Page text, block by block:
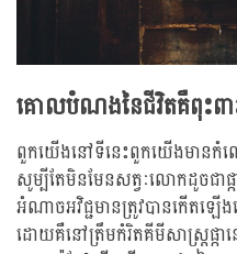
គោលបំណងនៃជីវិតគឺពុះពា
ពួកយើងនៅទីនេះពួកយើងមានកំណ
សូម្បីតែមិនមែនសត្វៈលោកដូចជាផ្
អំណាចអវិជ្ជមានត្រូវបានកើតឡើង
ដោយគឺនៅត្រឹមកំរិតគីមីសាស្រ្តផ្ក